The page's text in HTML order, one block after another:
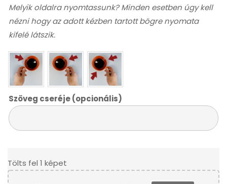
Melyik oldalra nyomtassunk? Minden esetben úgy kell
nézni hogy az adott kézben tartott bögre nyomata
kifelé látszik.
Szöveg cseréje (opcionális)
Tölts fel 1 képet